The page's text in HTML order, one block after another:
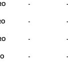
-
-
-
-